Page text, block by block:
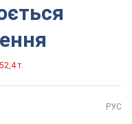
52,4 т.
РУС